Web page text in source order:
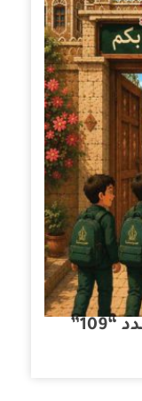
مجلة الأشتر الصغير العدد “109”